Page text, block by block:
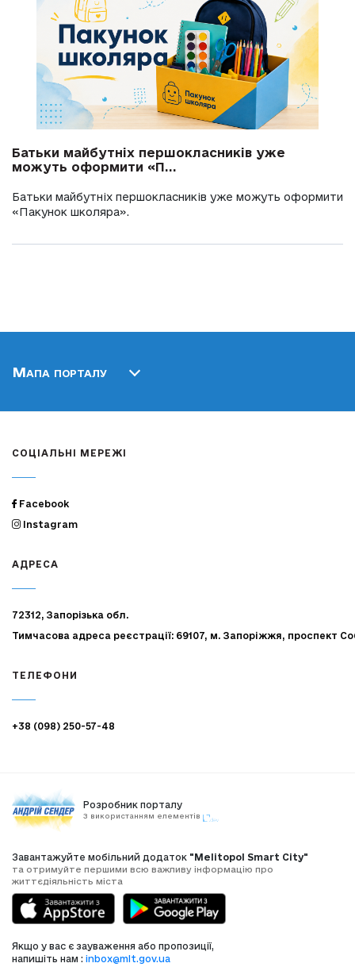
Батьки майбутніх першокласників уже
можуть оформити «П...
Батьки майбутніх першокласників уже можуть оформити
«Пакунок школяра».
Мапа порталу
СОЦІАЛЬНІ МЕРЕЖІ
Facebook
Instagram
АДРЕСА
72312, Запорізька обл.
Тимчасова адреса реєстрації: 69107, м. Запоріжжя, проспект
ТЕЛЕФОНИ
+38 (098) 250-57-48
Розробник порталу
З використанням елементів
Завантажуйте мобільний додаток "Melitopol Smart City"
та отримуйте першими всю важливу інформацію про
життєдіяльність міста
Якщо у вас є зауваження або пропозиції,
напишіть нам : inbox@mlt.gov.ua